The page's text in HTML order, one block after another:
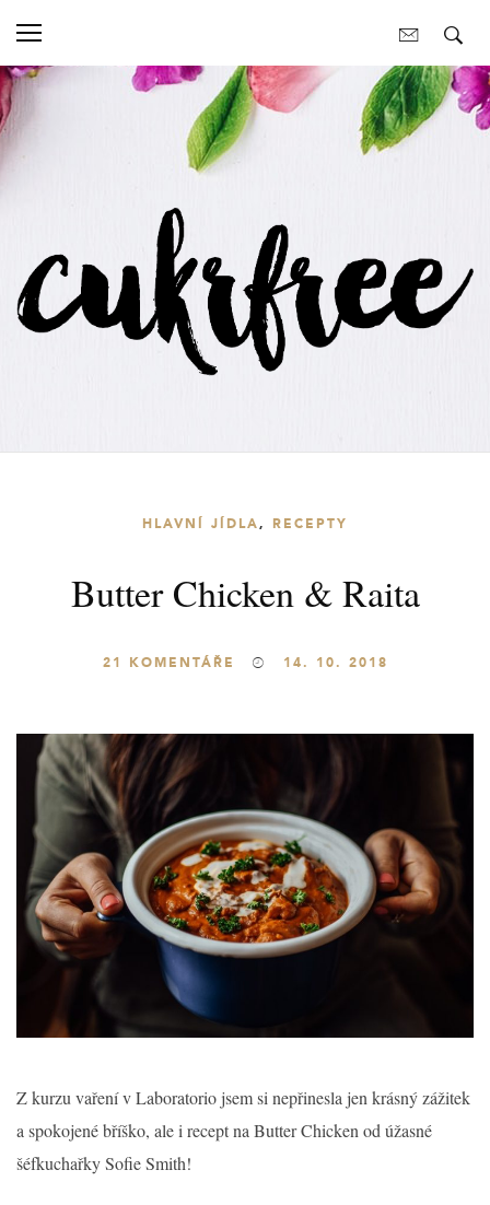
HLAVNÍ JÍDLA, RECEPTY
Butter Chicken & Raita
21 KOMENTÁŘE 14. 10. 2018
Z kurzu vaření v Laboratorio jsem si nepřinesla jen krásný zážitek
a spokojené bříško, ale i recept na Butter Chicken od úžasné
šéfkuchařky Sofie Smith!